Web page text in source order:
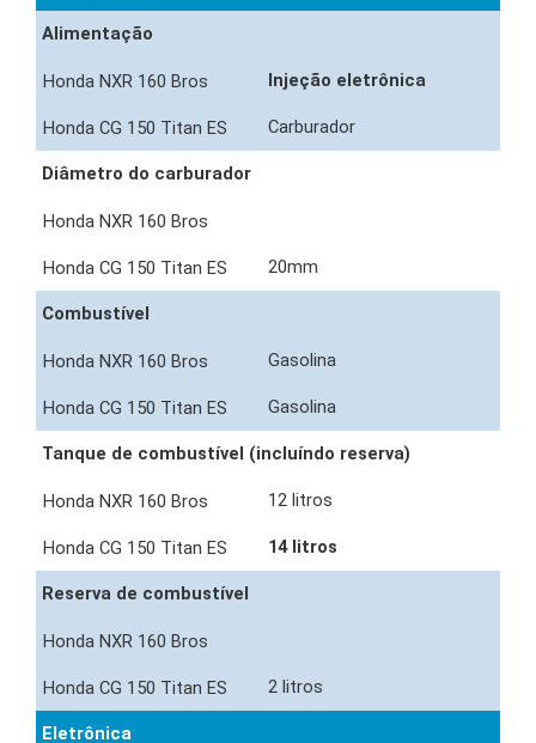
Alimentação
Injeção eletrônica
Carburador
Diâmetro do carburador
20mm
Combustível
Gasolina
Gasolina
Tanque de combustível (incluíndo reserva)
12 litros
14 litros
Reserva de combustível
2 litros
Eletrônica